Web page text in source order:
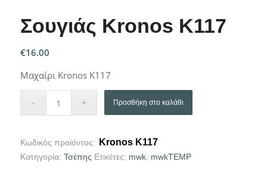
Σουγιάς Kronos K117
€16.00
Μαχαίρι Kronos K117
Προσθήκη στο καλάθι
Κωδικός προϊόντος: Kronos K117
Κατηγορία: Τσέπης Ετικέτες: mwk, mwkTEMP